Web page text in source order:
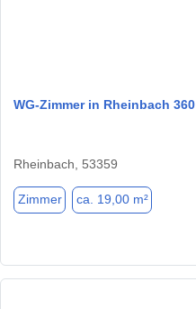
WG-Zimmer in Rheinbach 360
Rheinbach, 53359
Zimmer ca. 19,00 m²